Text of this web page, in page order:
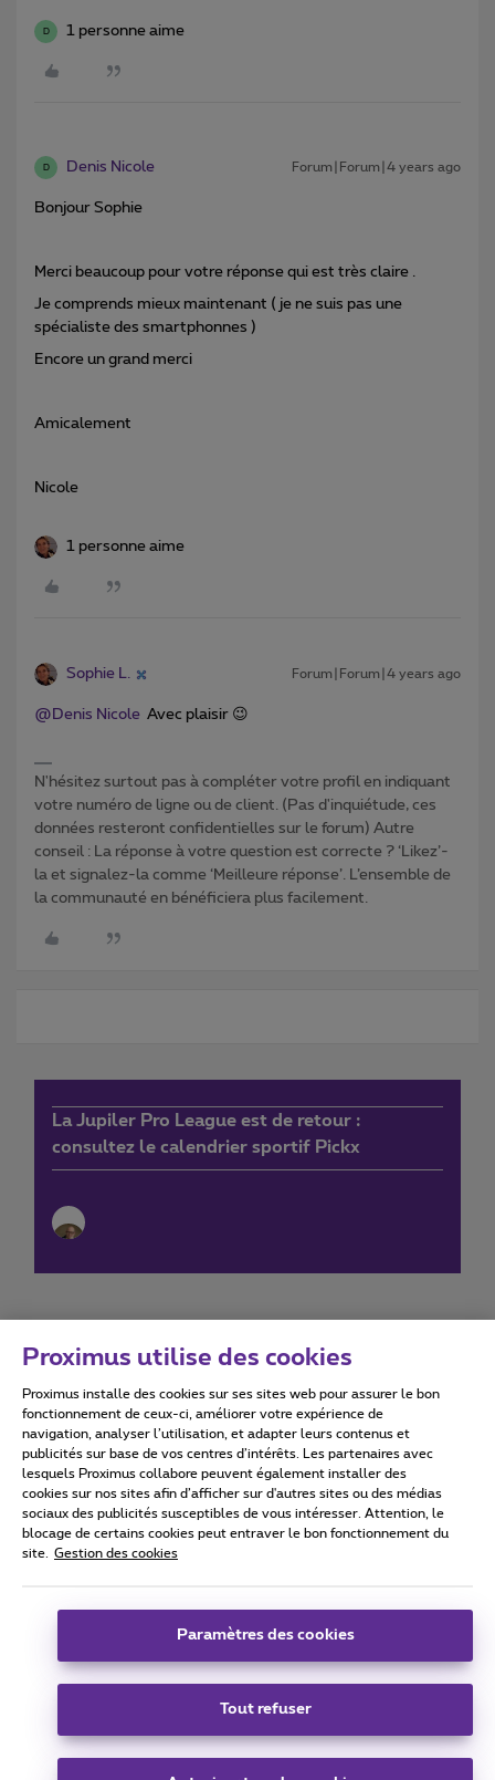
D 1 personne aime
D Denis Nicole Forum|Forum|4 years ago
Bonjour Sophie
Merci beaucoup pour votre réponse qui est très claire .
Je comprends mieux maintenant ( je ne suis pas une
spécialiste des smartphonnes )
Encore un grand merci
Amicalement
Nicole
1 personne aime
Sophie L. Forum|Forum|4 years ago
@Denis Nicole Avec plaisir 😉
N'hésitez surtout pas à compléter votre profil en indiquant
votre numéro de ligne ou de client. (Pas d'inquiétude, ces
données resteront confidentielles sur le forum) Autre
conseil : La réponse à votre question est correcte ? ‘Likez’-
la et signalez-la comme ‘Meilleure réponse’. L’ensemble de
la communauté en bénéficiera plus facilement.
La Jupiler Pro League est de retour :
consultez le calendrier sportif Pickx
Conditions d'utilisation Accessibility statement
Tous droits réservés. © 2026 Proximus
Conditions générales, info consommateur
Coordonnées de l’entreprise
Boulevard du Roi Albert II 27 - B-1030 Bruxelles.
Carrier & Wholesale Solutions
Proximus utilise des cookies
Proximus installe des cookies sur ses sites web pour assurer le bon
fonctionnement de ceux-ci, améliorer votre expérience de
navigation, analyser l’utilisation, et adapter leurs contenus et
publicités sur base de vos centres d’intérêts. Les partenaires avec
lesquels Proximus collabore peuvent également installer des
cookies sur nos sites afin d’afficher sur d'autres sites ou des médias
sociaux des publicités susceptibles de vous intéresser. Attention, le
blocage de certains cookies peut entraver le bon fonctionnement du
site.
Gestion des cookies
Paramètres des cookies
Tout refuser